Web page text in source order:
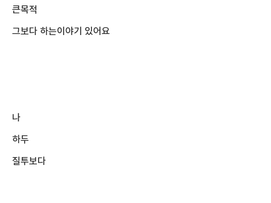
큰목적
그보다 하는이야기 있어요
나
하두
질투보다